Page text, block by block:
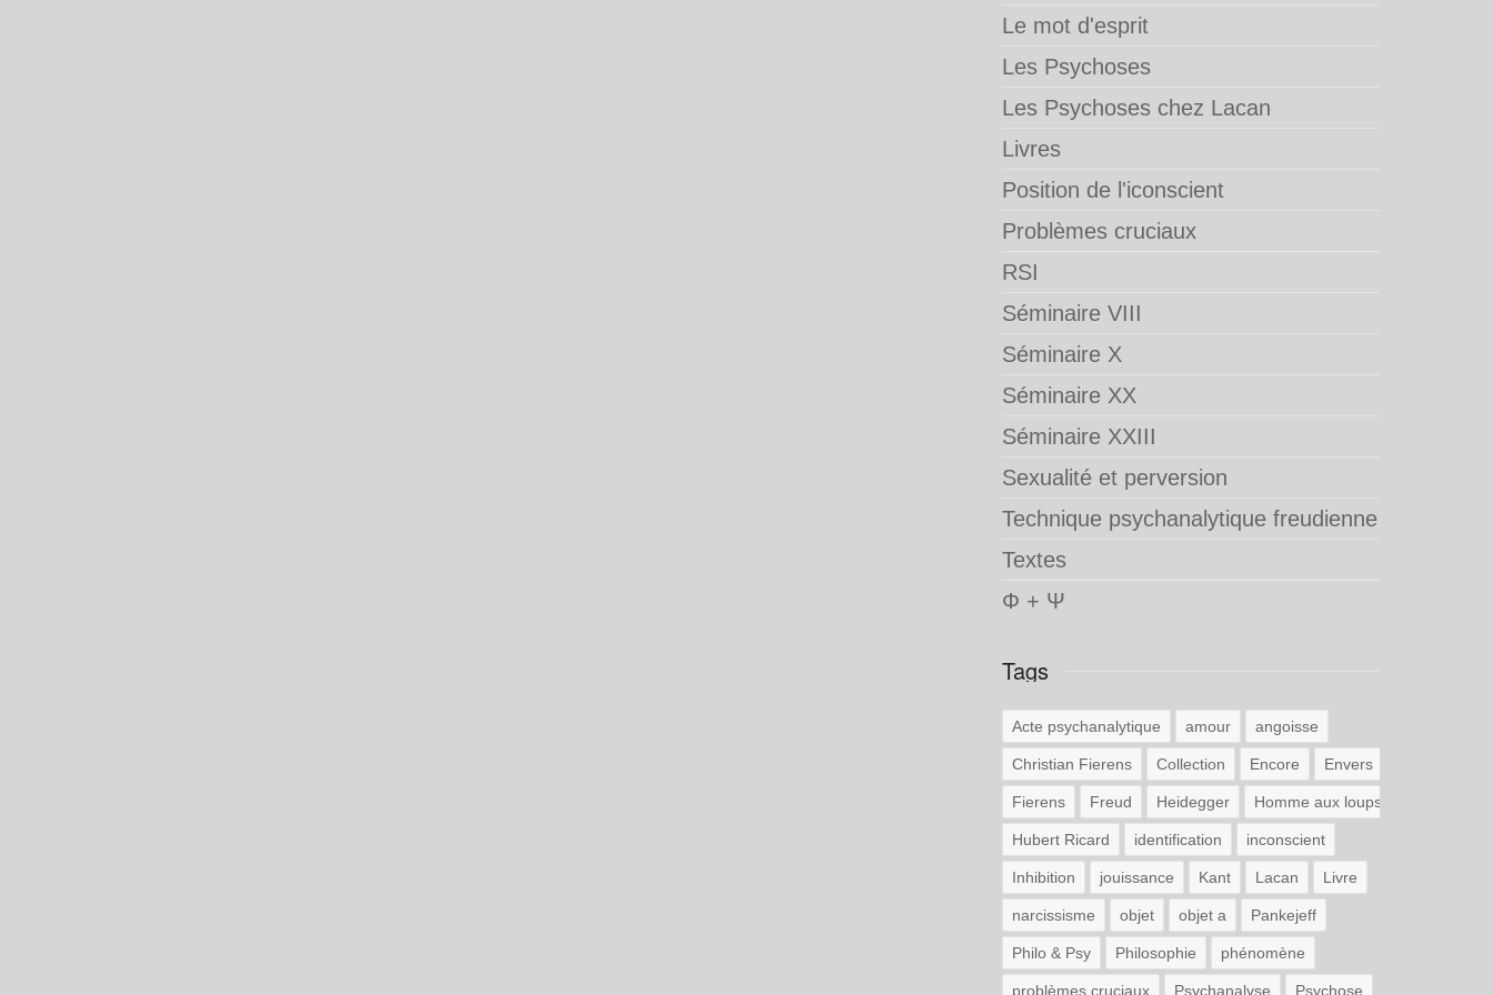
Le mot d'esprit
Les Psychoses
Les Psychoses chez Lacan
Livres
Position de l'iconscient
Problèmes cruciaux
RSI
Séminaire VIII
Séminaire X
Séminaire XX
Séminaire XXIII
Sexualité et perversion
Technique psychanalytique freudienne
Textes
Φ + Ψ
Tags
Acte psychanalytique amour angoisse
Christian Fierens Collection Encore Envers
Fierens Freud Heidegger Homme aux loups
Hubert Ricard identification inconscient
Inhibition jouissance Kant Lacan Livre
narcissisme objet objet a Pankejeff
Philo & Psy Philosophie phénomène
problèmes cruciaux Psychanalyse Psychose